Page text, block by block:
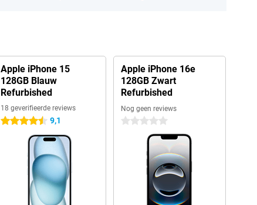
Apple iPhone 15
128GB Blauw
Refurbished
18 geverifieerde reviews
4.5 sterren 9,1
Apple iPhone 16e
128GB Zwart
Refurbished
Nog geen reviews
0 sterren